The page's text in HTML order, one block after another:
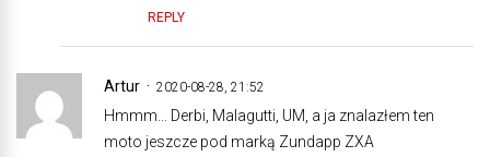
REPLY
Artur 2020-08-28, 21:52
Hmmm… Derbi, Malagutti, UM, a ja znalazłem ten
moto jeszcze pod marką Zundapp ZXA